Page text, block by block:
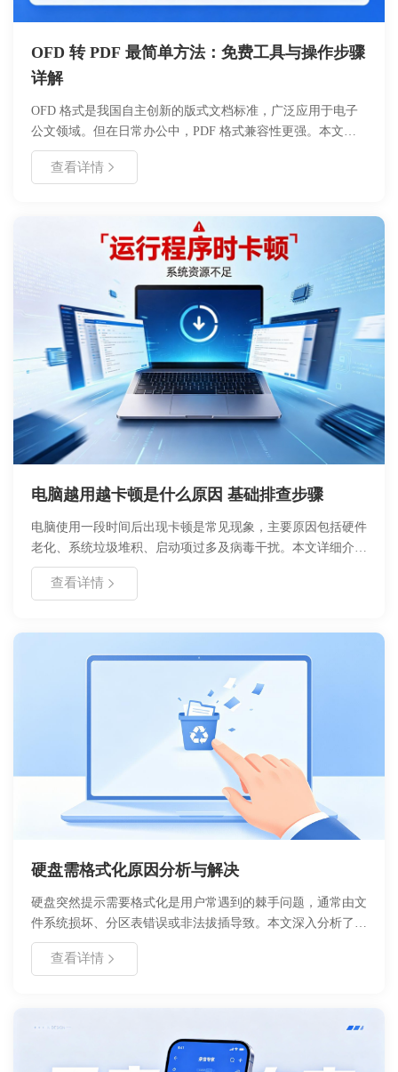
OFD 转 PDF 最简单方法：免费工具与操作步骤
详解
OFD 格式是我国自主创新的版式文档标准，广泛应用于电子
公文领域。但在日常办公中，PDF 格式兼容性更强。本文介
绍如何使用浙舟 OFD 转换工具，免费、安全地将 OFD 文件
转为 PDF。无需复杂配置，三步即可完成转换，保留原文档
查看详情
电脑越用越卡顿是什么原因 基础排查步骤
电脑使用一段时间后出现卡顿是常见现象，主要原因包括硬件
老化、系统垃圾堆积、启动项过多及病毒干扰。本文详细介绍
了卡顿的核心成因，提供了适合小白的基礎排查步骤，涵盖软
件优化、磁盘清理及硬件升级方案。通过科学维护，可显著延
查看详情
硬盘需格式化原因分析与解决
硬盘突然提示需要格式化是用户常遇到的棘手问题，通常由文
件系统损坏、分区表错误或非法拔插导致。本文深入分析了导
致该现象的核心原因，提供了从数据救援到修复操作的完整流
程。在遇到此类提示时，切勿直接点击格式化，应优先评估数
查看详情